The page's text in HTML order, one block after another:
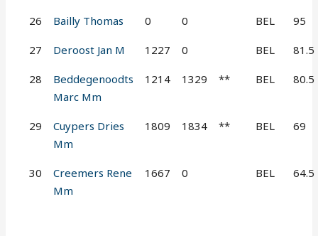
26 Bailly Thomas 0 0 BEL 95
27 Deroost Jan M 1227 0 BEL 81.5
28
Beddegenoodts
Marc Mm
1214 1329 ** BEL 80.5
29
Cuypers Dries
Mm
1809 1834 ** BEL 69
30
Creemers Rene
Mm
1667 0 BEL 64.5